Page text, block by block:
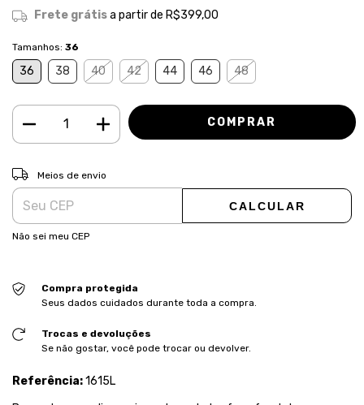
Frete grátisa partir de R$399,00
Tamanhos: 36
36 38 40 42 44 46 48
Entregas para o CEP:
Meios de envio
CALCULAR
Não sei meu CEP
Compra protegida
Seus dados cuidados durante toda a compra.
Trocas e devoluções
Se não gostar, você pode trocar ou devolver.
Referência:1615L